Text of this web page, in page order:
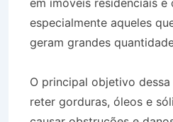
especialmente aqueles
geram grandes
O principal objetivo
reter gorduras, óleos e